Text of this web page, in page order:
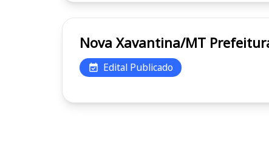
Nova
Edital Publicado